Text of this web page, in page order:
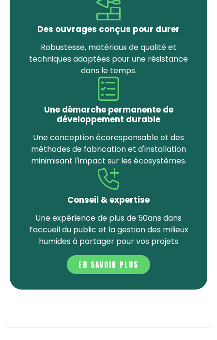
Des ouvrages conçus pour durer
Robustesse, matériaux de qualité et
techniques adaptées pour une résistance
dans le temps.
Une démarche permanente de
développement durable
Une conception écoresponsable et des
méthodes de fabrication et d'installation
minimisant l'impact sur les écosystèmes.
Conseil & expertise
Une expérience de plus de 50ans dans
l’accueil du public et la gestion des milieux
humides à partager pour vos projets
EN SAVOIR PLUS